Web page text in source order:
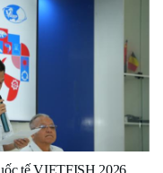
tế VIETFISH 2026